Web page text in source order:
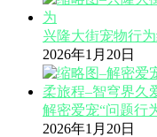
兴隆大街宠物行
2026年1月20日
解密爱宠“问题行
2026年1月20日